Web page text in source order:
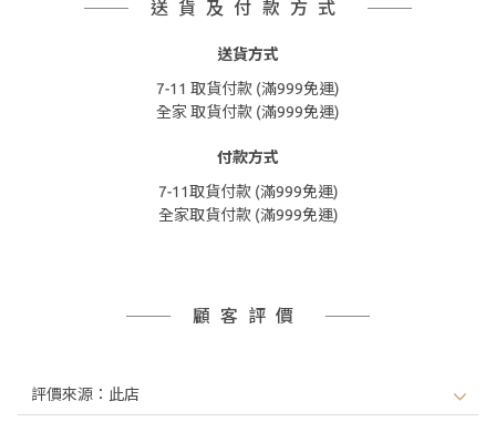
送貨及付款方式
送貨方式
7-11 取貨付款 (滿999免運)
全家 取貨付款 (滿999免運)
付款方式
7-11取貨付款 (滿999免運)
全家取貨付款 (滿999免運)
顧客評價